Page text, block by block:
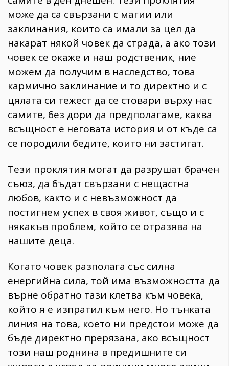
може да са свързани с магии или
заклинания, които са имали за цел да
накарат някой човек да страда, а ако този
човек се окаже и наш родственик, ние
можем да получим в наследство, това
кармично заклинание и то директно и с
цялата си тежест да се стовари върху нас
самите, без дори да предполагаме, каква
всъщност е неговата история и от къде са
се породили бедите, които ни застигат.
Тези проклятия могат да разрушат брачен
съюз, да бъдат свързани с нещастна
любов, както и с невъзможност да
постигнем успех в своя живот, също и с
някакъв проблем, който се отразява на
нашите деца.
Когато човек разполага със силна
енергийна сила, той има възможността да
върне обратно тази клетва към човека,
който я е изпратил към него. Но тънката
линия на това, което ни предстои може да
бъде директно прерязана, ако всъщност
този наш роднина в предишните си